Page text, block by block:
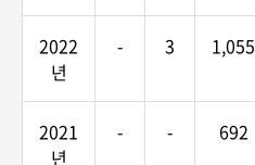
2022
년
- 3 1,055
2021
년
- - 692